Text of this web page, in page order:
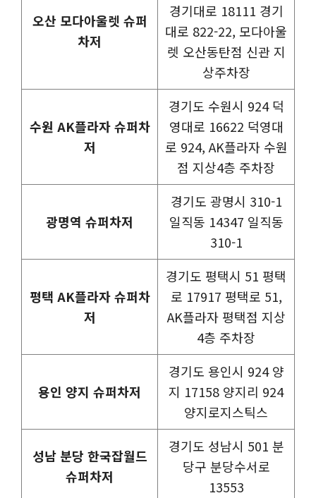
오산 모다아울렛 슈퍼
차저
경기대로 18111 경기
대로 822-22, 모다아울
렛 오산동탄점 신관 지
상주차장
수원 AK플라자 슈퍼차
저
경기도 수원시 924 덕
영대로 16622 덕영대
로 924, AK플라자 수원
점 지상4층 주차장
광명역 슈퍼차저
경기도 광명시 310-1
일직동 14347 일직동
310-1
평택 AK플라자 슈퍼차
저
경기도 평택시 51 평택
로 17917 평택로 51,
AK플라자 평택점 지상
4층 주차장
용인 양지 슈퍼차저
경기도 용인시 924 양
지 17158 양지리 924
양지로지스틱스
성남 분당 한국잡월드
슈퍼차저
경기도 성남시 501 분
당구 분당수서로
13553